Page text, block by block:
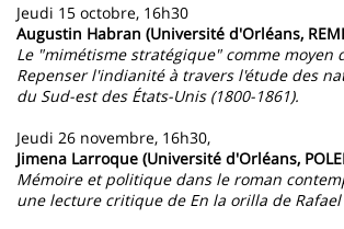
Jeudi 15 octobre, 16h30
Augustin Habran (Université d'Orléans,
Le "mimétisme stratégique" comme moyen
Repenser l'indianité à travers l'étude des
du Sud-est des États-Unis (1800-1861).
Jeudi 26 novembre, 16h30,
Jimena Larroque (Université d'Orléans,
Mémoire et politique dans le roman
une lecture critique de En la orilla de Rafael